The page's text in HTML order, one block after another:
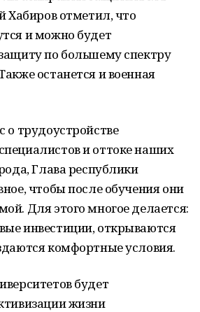
Хабиров отметил, что
и можно будет
по большему спектру
останется и военная
о трудоустройстве
и оттоке наших
Глава республики
чтобы после обучения они
Для этого многое делается:
инвестиции, открываются
комфортные условия.
будет
жизни